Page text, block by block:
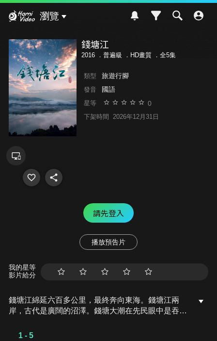
瀏覽
錢塘江
2016 ． 普遍級 ．HD畫質 ．全5集
類型 旅遊行腳
發音 國語
星等 0
下架時間 2026年12月31日
請先登入
播放預告片
我的星等
影片給分
錢塘江綿延六百多公里，最終奔向東海。錢塘江兩
岸，古代是廣闊的沼澤。錢塘大潮在先民眼中是吞噬
1 - 5